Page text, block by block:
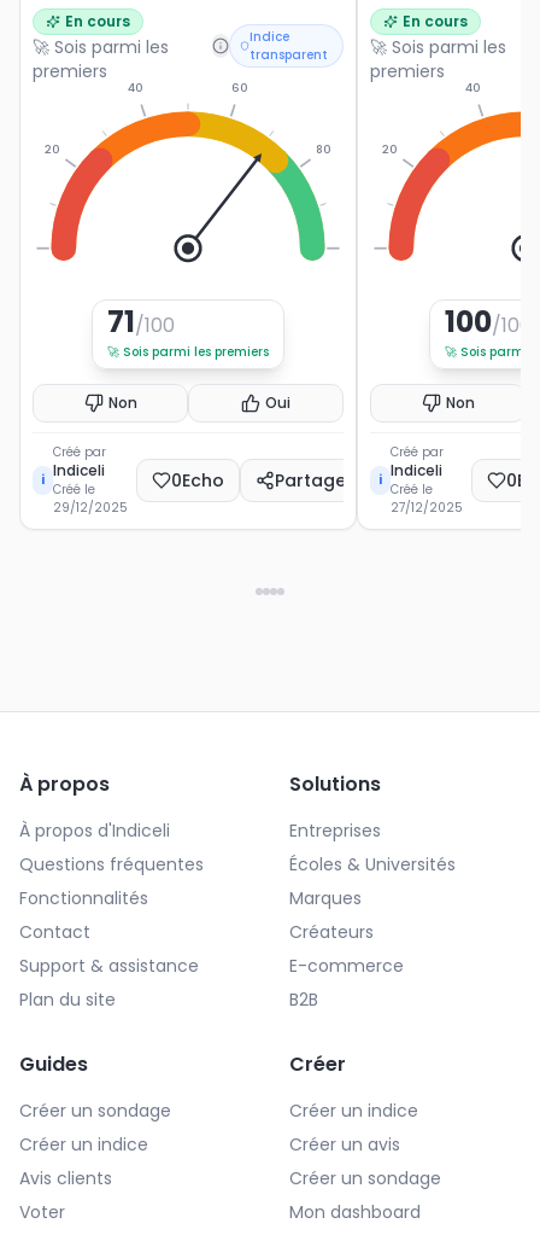
Ligue 1.
En cours
🚀 Sois parmi les
premiers
Indice
transparent
20
40 60
80
71/100
🚀 Sois parmi les premiers
Non Oui
i
Créé par
Indiceli
Créé le
29/12/2025
0Echo Partager
popularité du
français.En cours
🚀 Sois parmi les
premiers
20
40
100/100
🚀 Sois parmi
Non
i
Créé par
Indiceli
Créé le
27/12/2025
0
À propos
À propos d'Indiceli
Questions fréquentes
Fonctionnalités
Contact
Support & assistance
Plan du site
Solutions
Entreprises
Écoles & Universités
Marques
Créateurs
E-commerce
B2B
Guides
Créer un sondage
Créer un indice
Avis clients
Voter
Créer
Créer un indice
Créer un avis
Créer un sondage
Mon dashboard